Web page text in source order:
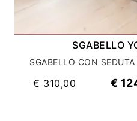
SGABELLO
SGABELLO CON
€ 310,00 €